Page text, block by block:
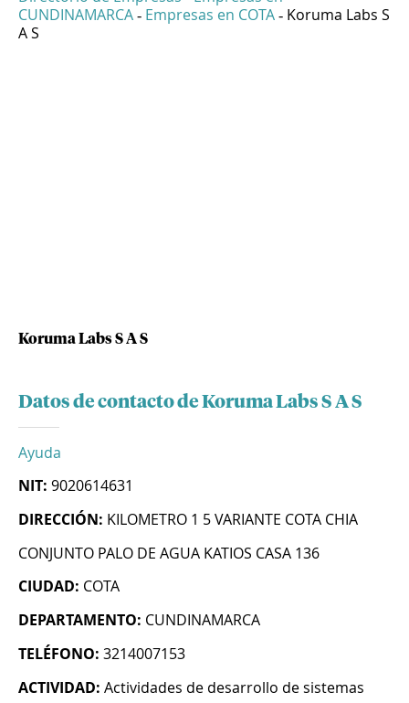
CUNDINAMARCA - Empresas en COTA - Koruma Labs S
A S
Koruma Labs S A S
Datos de contacto de Koruma Labs S A S
Ayuda
NIT: 9020614631
DIRECCIÓN: KILOMETRO 1 5 VARIANTE COTA CHIA
CONJUNTO PALO DE AGUA KATIOS CASA 136
CIUDAD: COTA
DEPARTAMENTO: CUNDINAMARCA
TELÉFONO: 3214007153
ACTIVIDAD: Actividades de desarrollo de sistemas